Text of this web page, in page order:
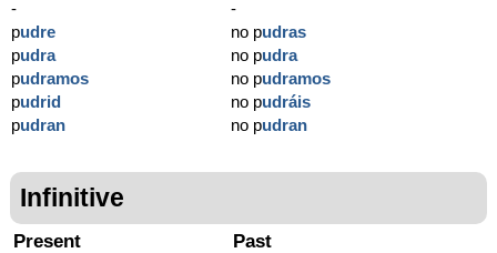
-
pudre
pudra
pudramos
pudrid
pudran
-
no pudras
no pudra
no pudramos
no pudráis
no pudran
Infinitive
Present Past